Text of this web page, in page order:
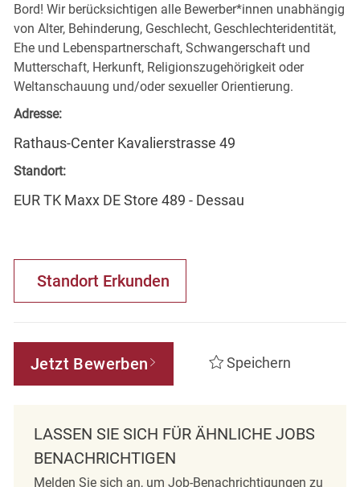
Bord! Wir berücksichtigen alle Bewerber*innen unabhängig
von Alter, Behinderung, Geschlecht, Geschlechteridentität,
Ehe und Lebenspartnerschaft, Schwangerschaft und
Mutterschaft, Herkunft, Religionszugehörigkeit oder
Weltanschauung und/oder sexueller Orientierung.
Adresse:
Rathaus-Center Kavalierstrasse 49
Standort:
EUR TK Maxx DE Store 489 - Dessau
Standort Erkunden
Jetzt Bewerben Speichern
LASSEN SIE SICH FÜR ÄHNLICHE JOBS
BENACHRICHTIGEN
Melden Sie sich an, um Job-Benachrichtigungen zu